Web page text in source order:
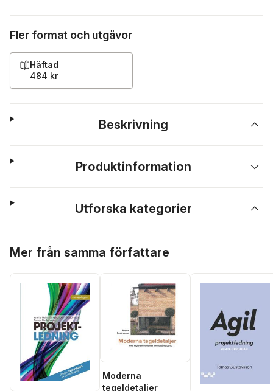
Fler format och utgåvor
Häftad
484 kr
Beskrivning
Produktinformation
Utforska kategorier
Mer från samma författare
Moderna
tegeldetaljer